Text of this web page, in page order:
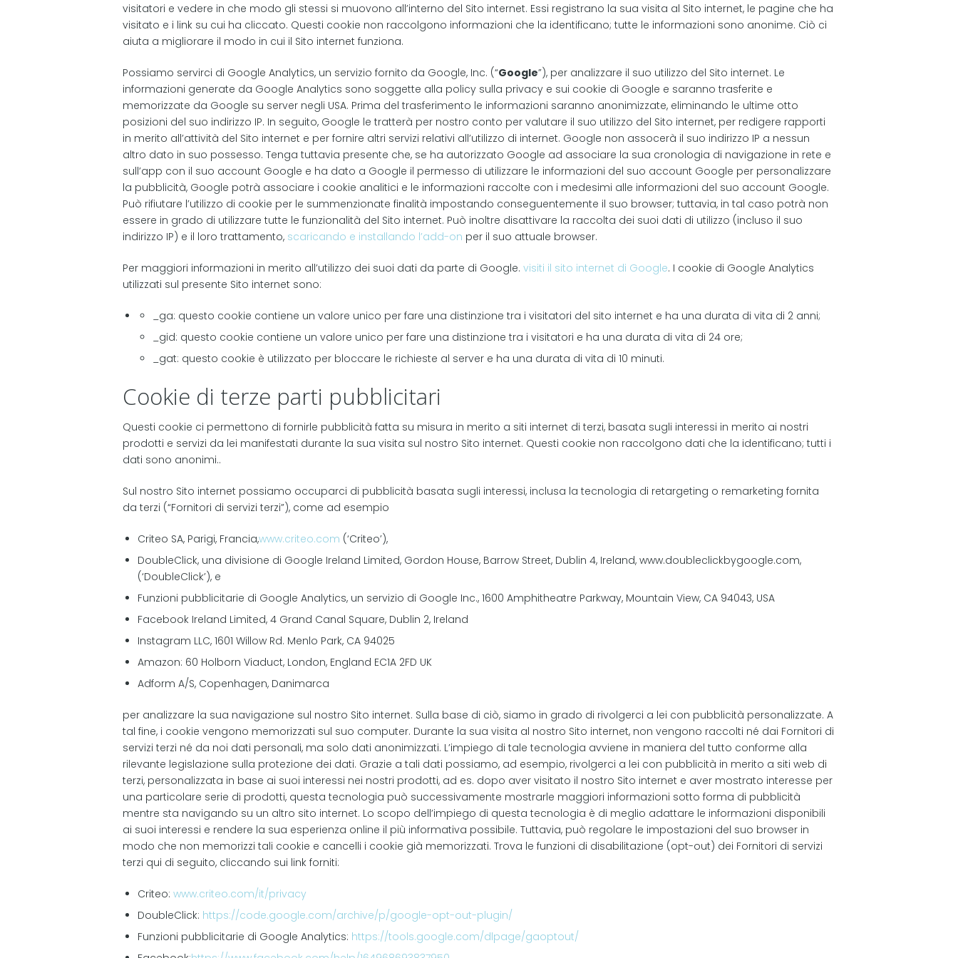
visitatori e vedere in che modo gli stessi si muovono all’interno del Sito internet. Essi registrano la sua visita al Sito internet, le pagine che ha
visitato e i link su cui ha cliccato. Questi cookie non raccolgono informazioni che la identificano; tutte le informazioni sono anonime. Ciò ci
aiuta a migliorare il modo in cui il Sito internet funziona.
Possiamo servirci di Google Analytics, un servizio fornito da Google, Inc. (“Google”), per analizzare il suo utilizzo del Sito internet. Le
informazioni generate da Google Analytics sono soggette alla policy sulla privacy e sui cookie di Google e saranno trasferite e
memorizzate da Google su server negli USA. Prima del trasferimento le informazioni saranno anonimizzate, eliminando le ultime otto
posizioni del suo indirizzo IP. In seguito, Google le tratterà per nostro conto per valutare il suo utilizzo del Sito internet, per redigere rapporti
in merito all’attività del Sito internet e per fornire altri servizi relativi all’utilizzo di internet. Google non assocerà il suo indirizzo IP a nessun
altro dato in suo possesso. Tenga tuttavia presente che, se ha autorizzato Google ad associare la sua cronologia di navigazione in rete e
sull’app con il suo account Google e ha dato a Google il permesso di utilizzare le informazioni del suo account Google per personalizzare
la pubblicità, Google potrà associare i cookie analitici e le informazioni raccolte con i medesimi alle informazioni del suo account Google.
Può rifiutare l’utilizzo di cookie per le summenzionate finalità impostando conseguentemente il suo browser; tuttavia, in tal caso potrà non
essere in grado di utilizzare tutte le funzionalità del Sito internet. Può inoltre disattivare la raccolta dei suoi dati di utilizzo (incluso il suo
indirizzo IP) e il loro trattamento, scaricando e installando l’add-on per il suo attuale browser.
Per maggiori informazioni in merito all’utilizzo dei suoi dati da parte di Google. visiti il sito internet di Google. I cookie di Google Analytics
utilizzati sul presente Sito internet sono:
_ga: questo cookie contiene un valore unico per fare una distinzione tra i visitatori del sito internet e ha una durata di vita di 2 anni;
_gid: questo cookie contiene un valore unico per fare una distinzione tra i visitatori e ha una durata di vita di 24 ore;
_gat: questo cookie è utilizzato per bloccare le richieste al server e ha una durata di vita di 10 minuti.
Cookie di terze parti pubblicitari
Questi cookie ci permettono di fornirle pubblicità fatta su misura in merito a siti internet di terzi, basata sugli interessi in merito ai nostri
prodotti e servizi da lei manifestati durante la sua visita sul nostro Sito internet. Questi cookie non raccolgono dati che la identificano; tutti i
dati sono anonimi..
Sul nostro Sito internet possiamo occuparci di pubblicità basata sugli interessi, inclusa la tecnologia di retargeting o remarketing fornita
da terzi (“Fornitori di servizi terzi”), come ad esempio
Criteo SA, Parigi, Francia,www.criteo.com (‘Criteo’),
DoubleClick, una divisione di Google Ireland Limited, Gordon House, Barrow Street, Dublin 4, Ireland, www.doubleclickbygoogle.com,
(‘DoubleClick’), e
Funzioni pubblicitarie di Google Analytics, un servizio di Google Inc., 1600 Amphitheatre Parkway, Mountain View, CA 94043, USA
Facebook Ireland Limited, 4 Grand Canal Square, Dublin 2, Ireland
Instagram LLC, 1601 Willow Rd. Menlo Park, CA 94025
Amazon: 60 Holborn Viaduct, London, England EC1A 2FD UK
Adform A/S, Copenhagen, Danimarca
per analizzare la sua navigazione sul nostro Sito internet. Sulla base di ciò, siamo in grado di rivolgerci a lei con pubblicità personalizzate. A
tal fine, i cookie vengono memorizzati sul suo computer. Durante la sua visita al nostro Sito internet, non vengono raccolti né dai Fornitori di
servizi terzi né da noi dati personali, ma solo dati anonimizzati. L’impiego di tale tecnologia avviene in maniera del tutto conforme alla
rilevante legislazione sulla protezione dei dati. Grazie a tali dati possiamo, ad esempio, rivolgerci a lei con pubblicità in merito a siti web di
terzi, personalizzata in base ai suoi interessi nei nostri prodotti, ad es. dopo aver visitato il nostro Sito internet e aver mostrato interesse per
una particolare serie di prodotti, questa tecnologia può successivamente mostrarle maggiori informazioni sotto forma di pubblicità
mentre sta navigando su un altro sito internet. Lo scopo dell’impiego di questa tecnologia è di meglio adattare le informazioni disponibili
ai suoi interessi e rendere la sua esperienza online il più informativa possibile. Tuttavia, può regolare le impostazioni del suo browser in
modo che non memorizzi tali cookie e cancelli i cookie già memorizzati. Trova le funzioni di disabilitazione (opt-out) dei Fornitori di servizi
terzi qui di seguito, cliccando sui link forniti:
Criteo: www.criteo.com/it/privacy
DoubleClick: https://code.google.com/archive/p/google-opt-out-plugin/
Funzioni pubblicitarie di Google Analytics: https://tools.google.com/dlpage/gaoptout/